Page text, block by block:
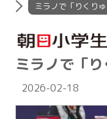
ミラノで「りくり
ミラノで「
2026-02-18